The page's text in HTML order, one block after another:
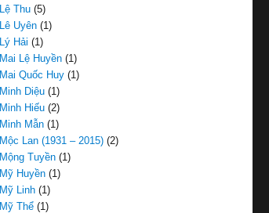
Lệ Thu (5)
Lê Uyên (1)
Lý Hải (1)
Mai Lệ Huyền (1)
Mai Quốc Huy (1)
Minh Diệu (1)
Minh Hiếu (2)
Minh Mẫn (1)
Mộc Lan (1931 – 2015) (2)
Mộng Tuyền (1)
Mỹ Huyền (1)
Mỹ Linh (1)
Mỹ Thể (1)